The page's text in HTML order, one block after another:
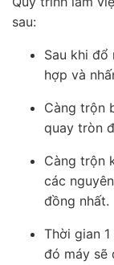
sau:
Sau khi đổ
hợp và
Càng trộn
quay tròn
Càng trộn
các
đồng nhất.
Thời gian
đó máy sẽ